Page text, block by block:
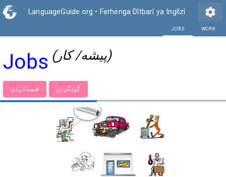
LanguageGuide.org • Ferhenga Dîtbarî ya Inglîzî settings
Jobs (پیشە/ کار)
قسەكردن گوێگرتن